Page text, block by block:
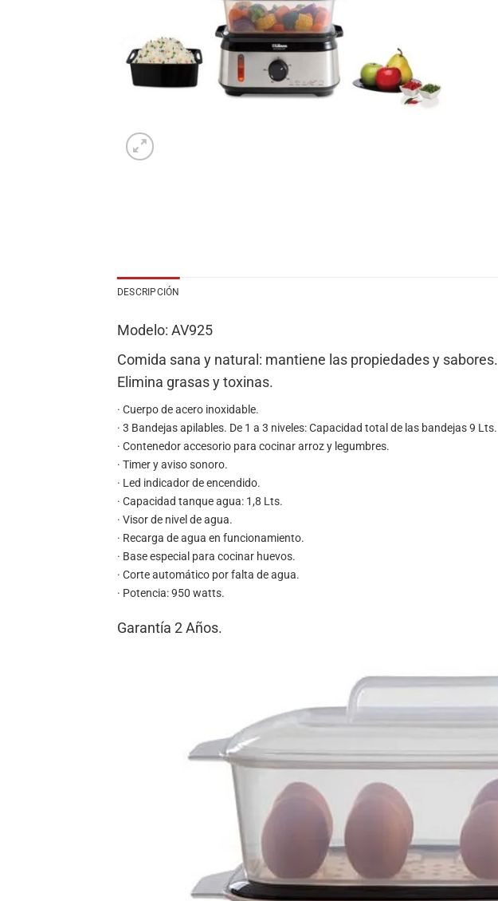
DESCRIPCIÓN
Modelo: AV925
Comida sana y natural: mantiene las propiedades y sabores.
Elimina grasas y toxinas.
· Cuerpo de acero inoxidable.
· 3 Bandejas apilables. De 1 a 3 niveles: Capacidad total de las bandejas 9 Lts.
· Contenedor accesorio para cocinar arroz y legumbres.
· Timer y aviso sonoro.
· Led indicador de encendido.
· Capacidad tanque agua: 1,8 Lts.
· Visor de nivel de agua.
· Recarga de agua en funcionamiento.
· Base especial para cocinar huevos.
· Corte automático por falta de agua.
· Potencia: 950 watts.
Garantía 2 Años.